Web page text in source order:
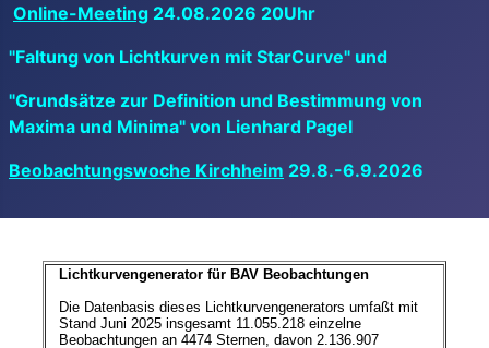
Online-Meeting 24.08.2026 20Uhr
"Faltung von Lichtkurven mit StarCurve" und
"Grundsätze zur Definition und Bestimmung von
Maxima und Minima" von Lienhard Pagel
Beobachtungswoche Kirchheim 29.8.-6.9.2026